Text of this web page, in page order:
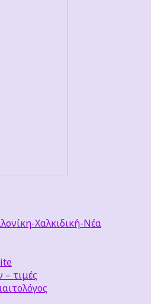
Χαλκιδική-Νέα
τιμές